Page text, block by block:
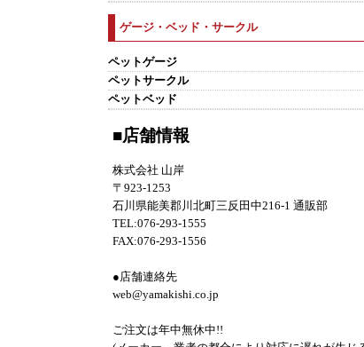
ゲージ・ベッド・サークル
ペットゲージ
ペットサークル
ペットベッド
■店舗情報
株式会社 山岸
〒923-1253
石川県能美郡川北町三反田中216-1 通販部
TEL:076-293-1555
FAX:076-293-1556
●店舗連絡先
web@yamakishi.co.jp
ご注文は年中無休中!!